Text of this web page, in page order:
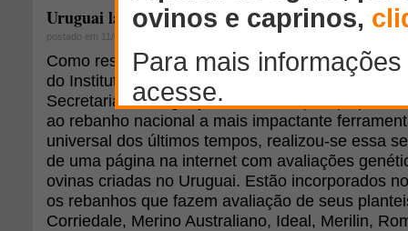
Uruguai lança site com avaliações genéticas de seis
postado em 11/08/2011
Como resultado de um trabalho conjunto das
do Instituto Nacional de Pesquisa Agropecuária
Secretariado Uruguayo de la Lana (SUL), que
ao rebanho nacional a mais impactante
universal dos últimos tempos, realizou-se essa
de uma página na internet com avaliações
ovinas criadas no Uruguai. Estão incorporados
os rebanhos que fazem avaliação de seus
Corriedale, Merino Australiano, Ideal, Merilin,